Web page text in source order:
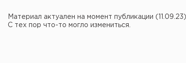
Материал актуален на момент публикации (11.09.23).
С тех пор что-то могло измениться.